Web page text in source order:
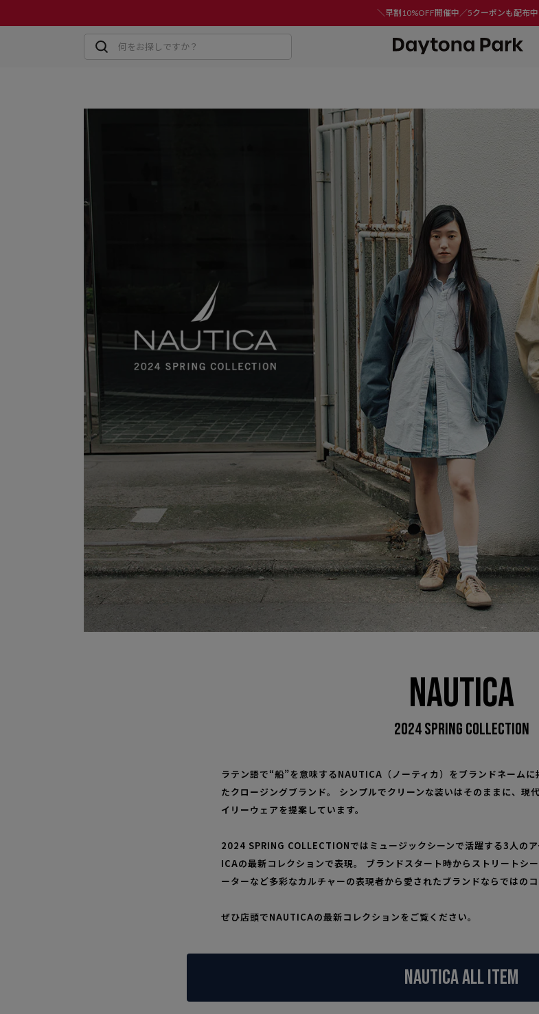
＼早割10%OFF開催中／5クーポンも配布中
NAUTICA
2024 SPRING COLLECTION
ラテン語で“船”を意味するNAUTICA（ノーティカ）をブランドネーム
たクロージングブランド。 シンプルでクリーンな装いはそのままに、現
イリーウェアを提案しています。
2024 SPRING COLLECTIONではミュージックシーンで活躍する3人の
ICAの最新コレクションで表現。 ブランドスタート時からストリートシ
ーターなど多彩なカルチャーの表現者から愛されたブランドならではの
ぜひ店頭でNAUTICAの最新コレクションをご覧ください。
NAUTICA ALL ITEM